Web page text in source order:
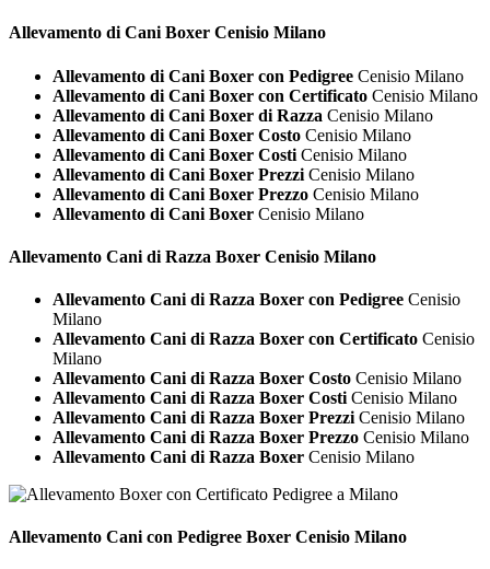
Allevamento di Cani Boxer Cenisio Milano
Allevamento di Cani Boxer con Pedigree Cenisio Milano
Allevamento di Cani Boxer con Certificato Cenisio Milano
Allevamento di Cani Boxer di Razza Cenisio Milano
Allevamento di Cani Boxer Costo Cenisio Milano
Allevamento di Cani Boxer Costi Cenisio Milano
Allevamento di Cani Boxer Prezzi Cenisio Milano
Allevamento di Cani Boxer Prezzo Cenisio Milano
Allevamento di Cani Boxer Cenisio Milano
Allevamento Cani di Razza Boxer Cenisio Milano
Allevamento Cani di Razza Boxer con Pedigree Cenisio
Milano
Allevamento Cani di Razza Boxer con Certificato Cenisio
Milano
Allevamento Cani di Razza Boxer Costo Cenisio Milano
Allevamento Cani di Razza Boxer Costi Cenisio Milano
Allevamento Cani di Razza Boxer Prezzi Cenisio Milano
Allevamento Cani di Razza Boxer Prezzo Cenisio Milano
Allevamento Cani di Razza Boxer Cenisio Milano
Allevamento Cani con Pedigree Boxer Cenisio Milano